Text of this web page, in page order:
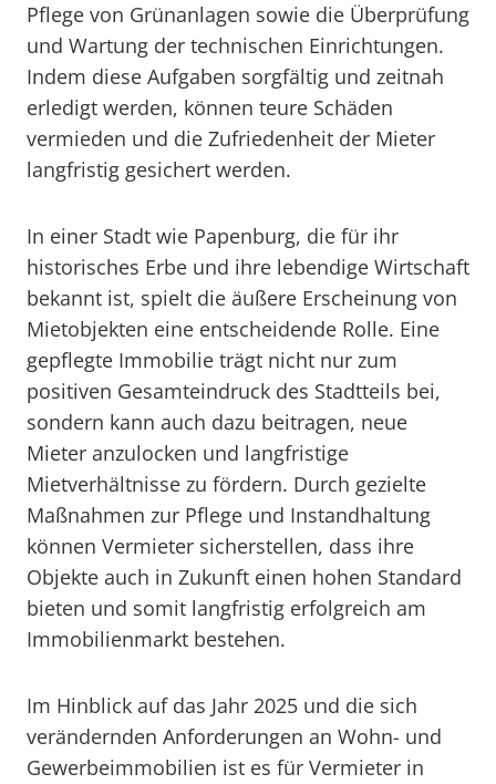
Pflege von Grünanlagen sowie die Überprüfung
und Wartung der technischen Einrichtungen.
Indem diese Aufgaben sorgfältig und zeitnah
erledigt werden, können teure Schäden
vermieden und die Zufriedenheit der Mieter
langfristig gesichert werden.
In einer Stadt wie Papenburg, die für ihr
historisches Erbe und ihre lebendige Wirtschaft
bekannt ist, spielt die äußere Erscheinung von
Mietobjekten eine entscheidende Rolle. Eine
gepflegte Immobilie trägt nicht nur zum
positiven Gesamteindruck des Stadtteils bei,
sondern kann auch dazu beitragen, neue
Mieter anzulocken und langfristige
Mietverhältnisse zu fördern. Durch gezielte
Maßnahmen zur Pflege und Instandhaltung
können Vermieter sicherstellen, dass ihre
Objekte auch in Zukunft einen hohen Standard
bieten und somit langfristig erfolgreich am
Immobilienmarkt bestehen.
Im Hinblick auf das Jahr 2025 und die sich
verändernden Anforderungen an Wohn- und
Gewerbeimmobilien ist es für Vermieter in